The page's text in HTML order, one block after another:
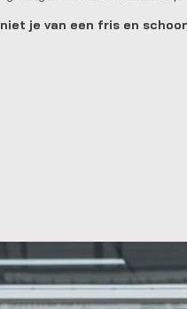
je van een fris en